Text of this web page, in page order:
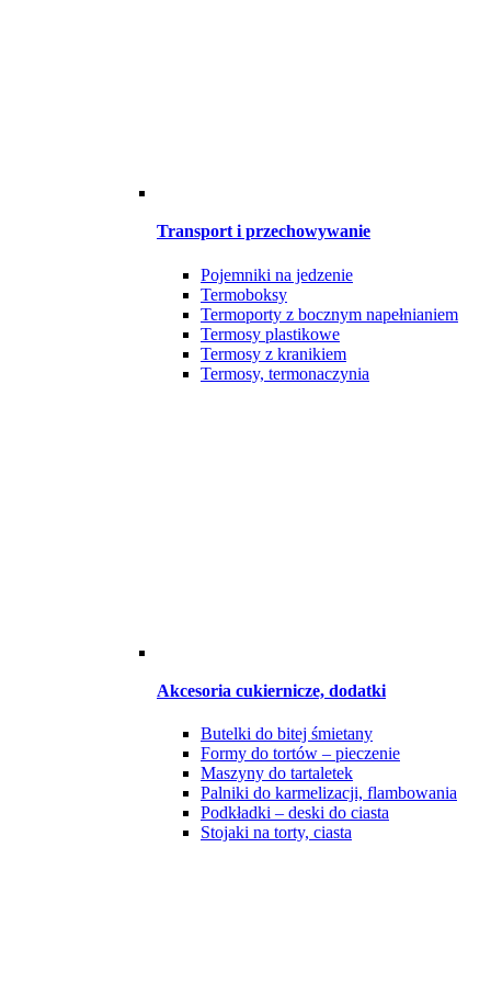
Transport i przechowywanie
Pojemniki na jedzenie
Termoboksy
Termoporty z bocznym napełnianiem
Termosy plastikowe
Termosy z kranikiem
Termosy, termonaczynia
Akcesoria cukiernicze, dodatki
Butelki do bitej śmietany
Formy do tortów – pieczenie
Maszyny do tartaletek
Palniki do karmelizacji, flambowania
Podkładki – deski do ciasta
Stojaki na torty, ciasta